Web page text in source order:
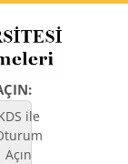
ile
Açın